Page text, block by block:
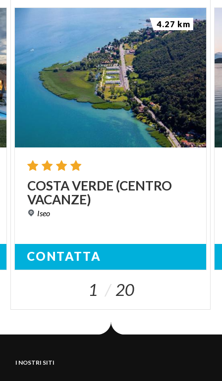
COSTAVERDE (CENTRO
VACANZE)
Iseo
CONTATTA
4.27 km
1 20
I NOSTRI SITI